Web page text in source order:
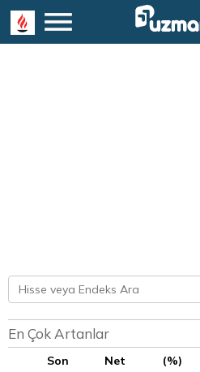
En Çok Artanlar
Son Net (%)